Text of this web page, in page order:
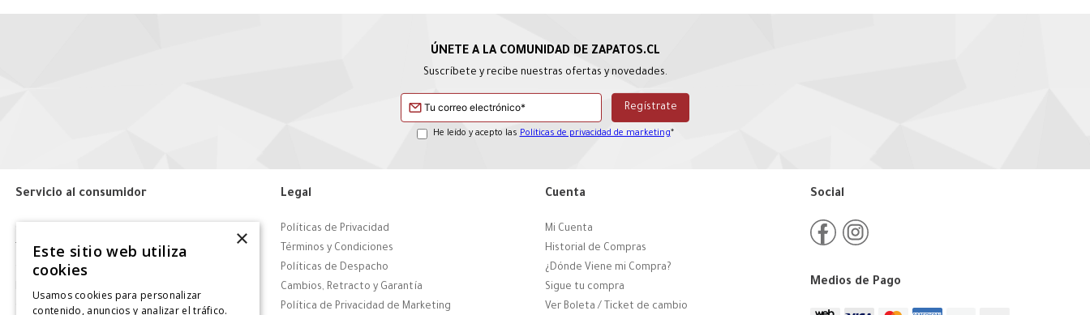
Suscríbete y recibe nuestras ofertas y novedades.
He leído y acepto las Políticas de privacidad de marketing*
Servicio al consumidor
Tiendas
Contáctanos
Giftcard
Legal
Políticas de Privacidad
Términos y Condiciones
Políticas de Despacho
Cambios, Retracto y Garantía
Política de Privacidad de Marketing
Cuenta
Mi Cuenta
Historial de Compras
¿Dónde Viene mi Compra?
Sigue tu compra
Ver Boleta / Ticket de cambio
Social
Medios de Pago
×
Este sitio web utiliza
cookies
Usamos cookies para personalizar
contenido, anuncios y analizar el tráfico.